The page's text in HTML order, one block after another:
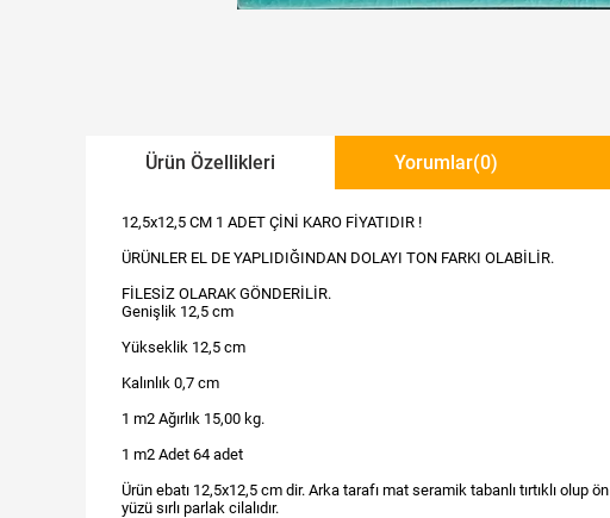
Ürün Özellikleri Yorumlar(0)
12,5x12,5 CM 1 ADET ÇİNİ KARO FİYATIDIR !
ÜRÜNLER EL DE YAPLIDIĞINDAN DOLAYI TON FARKI OLABİLİR.
FİLESİZ OLARAK GÖNDERİLİR.
Genişlik 12,5 cm
Yükseklik 12,5 cm
Kalınlık 0,7 cm
1 m2 Ağırlık 15,00 kg.
1 m2 Adet 64 adet
Ürün ebatı 12,5x12,5 cm dir. Arka tarafı mat seramik tabanlı tırtıklı olup ön
yüzü sırlı parlak cilalıdır.